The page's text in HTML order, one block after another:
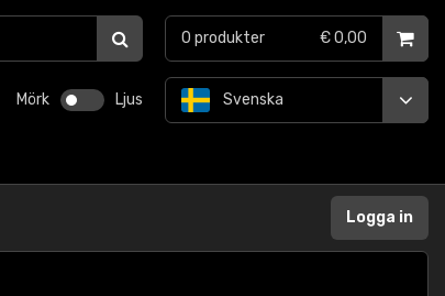
Mörk Ljus Svenska
0 produkter € 0,00
Logga in